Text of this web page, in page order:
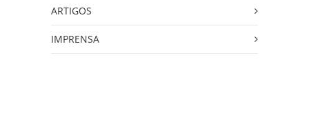
ARTIGOS
IMPRENSA